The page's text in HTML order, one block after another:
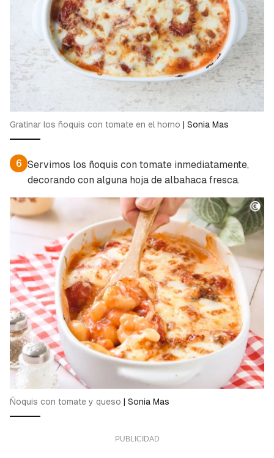
Gratinar los ñoquis con tomate en el horno | Sonia Mas
6 Servimos los ñoquis con tomate inmediatamente,
decorando con alguna hoja de albahaca fresca.
Ñoquis con tomate y queso | Sonia Mas